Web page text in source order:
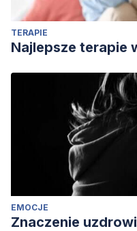
TERAPIE
Najlepsze terapie
EMOCJE
Znaczenie